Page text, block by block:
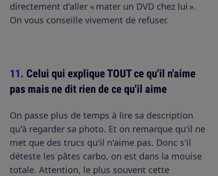
directement d'aller « mater un DVD chez lui ».
On vous conseille vivement de refuser.
Celui qui explique TOUT ce qu'il n'aime
pas mais ne dit rien de ce qu'il aime
On passe plus de temps à lire sa description
qu'à regarder sa photo. Et on remarque qu'il ne
met que des trucs qu'il n'aime pas. Donc s'il
déteste les pâtes carbo, on est dans la mouise
totale. Attention, le plus souvent cette